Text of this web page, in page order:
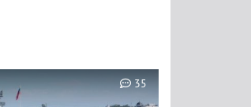
35